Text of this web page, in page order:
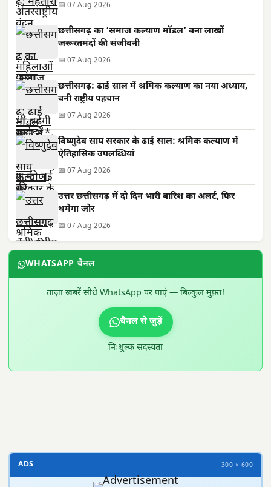
📅 07 Aug 2026
छत्तीसगढ़ का ‘समाज कल्याण मॉडल’ बना लाखों
जरूरतमंदों की संजीवनी
📅 07 Aug 2026
छत्तीसगढ़: ढाई साल में श्रमिक कल्याण का नया अध्याय,
बनी राष्ट्रीय पहचान
📅 07 Aug 2026
विष्णुदेव साय सरकार के ढाई साल: श्रमिक कल्याण में
ऐतिहासिक उपलब्धियां
📅 07 Aug 2026
उत्तर छत्तीसगढ़ में दो दिन भारी बारिश का अलर्ट, फिर
थमेगा जोर
📅 07 Aug 2026
WHATSAPP चैनल
ताज़ा खबरें सीधे WhatsApp पर पाएं — बिल्कुल मुफ़्त!
चैनल से जुड़ें
निःशुल्क सदस्यता
ADS 300 × 600